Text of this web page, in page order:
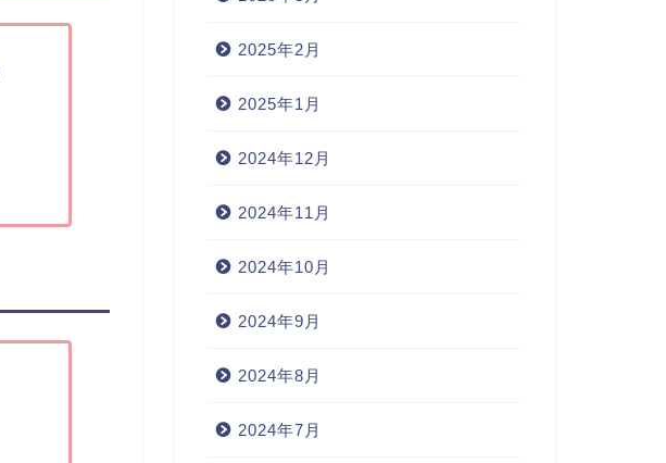
2025年2月
2025年1月
2024年12月
2024年11月
2024年10月
2024年9月
2024年8月
2024年7月